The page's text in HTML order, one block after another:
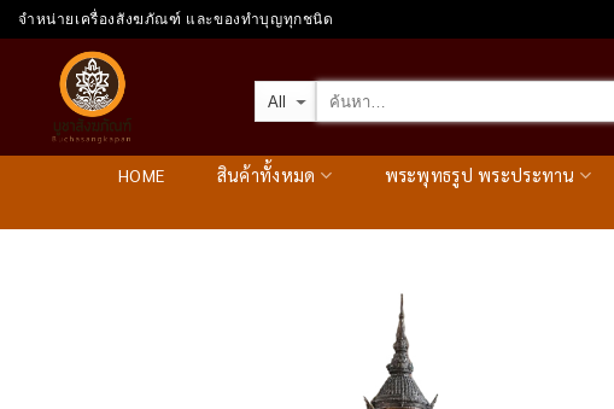
Skip
to
content
จำหน่ายเครื่องสังฆภัณฑ์ และของทำบุญทุกชนิด
HOME สินค้าทั้งหมด พระพุทธรูป พระประทาน